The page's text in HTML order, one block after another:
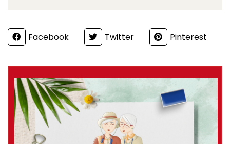
PartagerFacebook Twitter Pinterest